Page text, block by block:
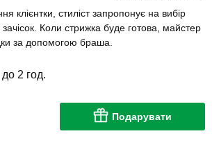
клієнтки, стиліст запропонує на вибір
зачісок. Коли стрижка буде готова, майстер
за допомогою браша.
до 2 год.
Подарувати